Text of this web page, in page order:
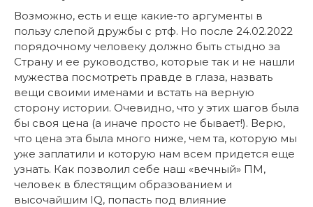
Возможно, есть и еще какие-то аргументы в
пользу слепой дружбы с ртф. Но после 24.02.2022
порядочному человеку должно быть стыдно за
Страну и ее руководство, которые так и не нашли
мужества посмотреть правде в глаза, назвать
вещи своими именами и встать на верную
сторону истории. Очевидно, что у этих шагов была
бы своя цена (а иначе просто не бывает!). Верю,
что цена эта была много ниже, чем та, которую мы
уже заплатили и которую нам всем придется еще
узнать. Как позволил себе наш «вечный» ПМ,
человек в блестящим образованием и
высочайшим IQ, попасть под влияние